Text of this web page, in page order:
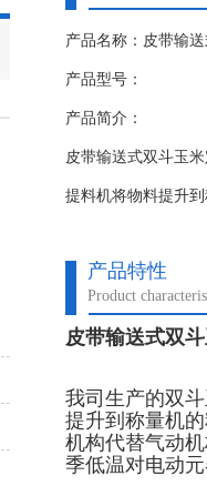
产品名称：皮带输
产品型号：
产品简介：
皮带输送式双斗玉
提料机将物料提升
产品特性
Product
皮带输送式双
我司生产的双
提升到称量机
机构代替气动
季低温对电动